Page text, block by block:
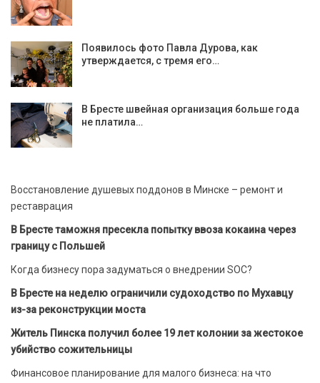
Появилось фото Павла Дурова, как
утверждается, с тремя его…
В Бресте швейная организация больше года
не платила…
Восстановление душевых поддонов в Минске – ремонт и
реставрация
В Бресте таможня пресекла попытку ввоза кокаина через
границу с Польшей
Когда бизнесу пора задуматься о внедрении SOC?
В Бресте на неделю ограничили судоходство по Мухавцу
из-за реконструкции моста
Житель Пинска получил более 19 лет колонии за жестокое
убийство сожительницы
Финансовое планирование для малого бизнеса: на что